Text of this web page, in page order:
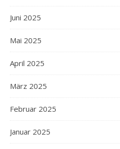
Juni 2025
Mai 2025
April 2025
März 2025
Februar 2025
Januar 2025